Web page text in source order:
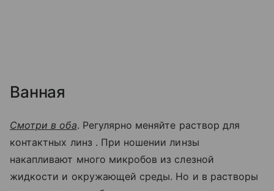
Ванная
Смотри в оба. Регулярно меняйте раствор для
контактных линз . При ношении линзы
накапливают много микробов из слезной
жидкости и окружающей среды. Но и в растворы